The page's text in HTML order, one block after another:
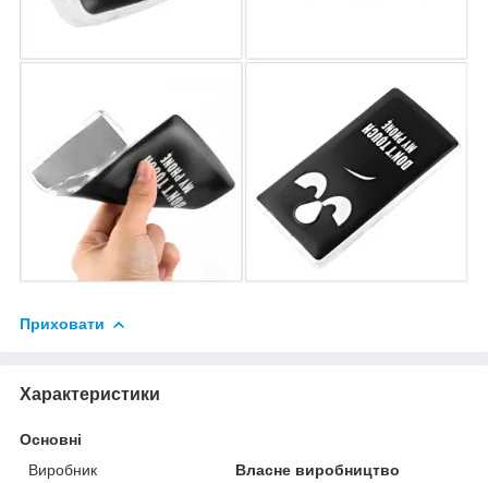
Приховати
Характеристики
Основні
Виробник
Власне виробництво